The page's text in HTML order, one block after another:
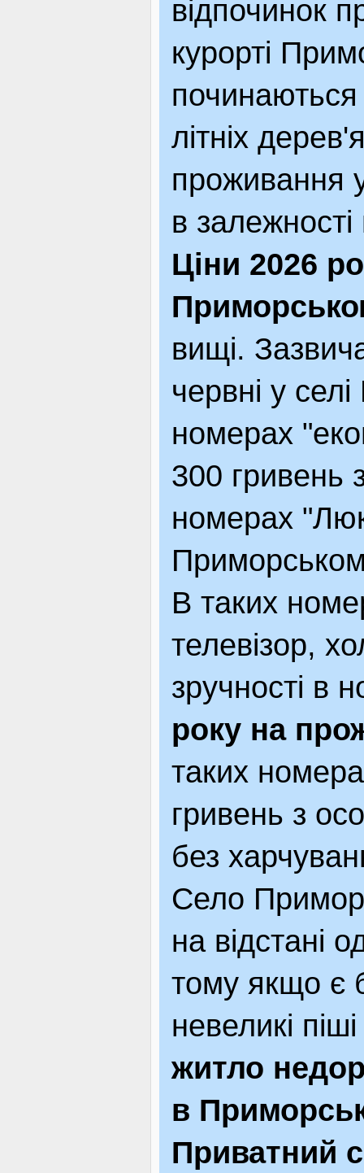
відпочинок
курорті
починаються
літніх
проживання
в залежності
Ціни 2026
вищі.
червні у
номерах
300 гривень
номерах
В таких
телевізор,
зручності в
року на
таких
гривень з
без
Село
на відстані
тому якщо є
невеликі
житло
в
Приватний